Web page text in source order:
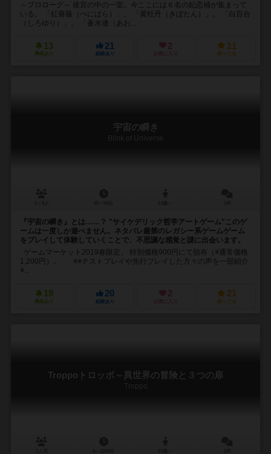
～プロローグ～ 後宮の中の一室。今ここには６名の妃恋補が集まって
いる。 「紅薔薇（べにばら）」。 「黄牡丹（きぼたん）」。 「白百合
（しろゆり）」。 「蒼水連（あお...
13
興味あり
21
経験あり
2
お気に入り
11
持ってる
宇宙の瞬き
Blink of Universe
『宇宙の瞬き』とは……？ "サイケデリック哲学アートゲーム"このゲ
ームは一度しか遊べません。ネタバレ厳禁のレガシー系ゲームゲーム
をプレイして体験していくことで、不思議な感覚と謎に出会います。
ゲームマーケット2019春限定。 特別価格900円にて頒布（※通常価格
1,200円）。 ※※テストプレイや先行プレイした方々の声を一部紹介
※...
19
興味あり
20
経験あり
2
お気に入り
21
持ってる
Troppoトロッポ～異世界の冒険と３つの扉
Troppo